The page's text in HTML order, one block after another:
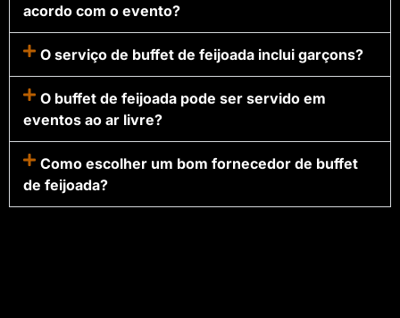
acordo com o evento?
O serviço de buffet de feijoada inclui garçons?
O buffet de feijoada pode ser servido em
eventos ao ar livre?
Como escolher um bom fornecedor de buffet
de feijoada?